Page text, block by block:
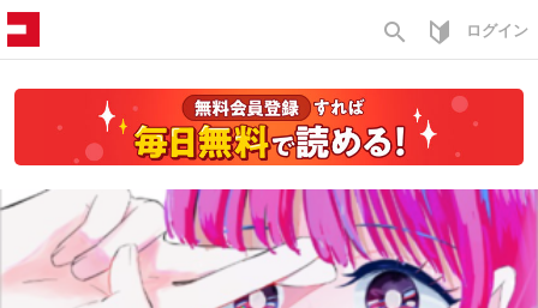
search ログイン